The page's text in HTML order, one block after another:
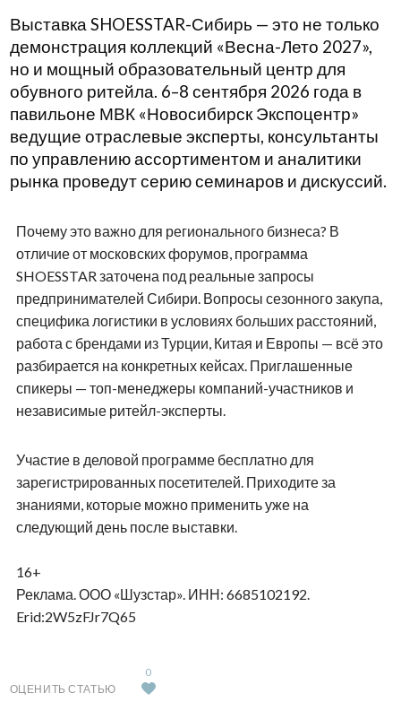
Выставка SHOESSTAR-Сибирь — это не только
демонстрация коллекций «Весна-Лето 2027»,
но и мощный образовательный центр для
обувного ритейла. 6–8 сентября 2026 года в
павильоне МВК «Новосибирск Экспоцентр»
ведущие отраслевые эксперты, консультанты
по управлению ассортиментом и аналитики
рынка проведут серию семинаров и дискуссий.
Почему это важно для регионального бизнеса? В
отличие от московских форумов, программа
SHOESSTAR заточена под реальные запросы
предпринимателей Сибири. Вопросы сезонного закупа,
специфика логистики в условиях больших расстояний,
работа с брендами из Турции, Китая и Европы — всё это
разбирается на конкретных кейсах. Приглашенные
спикеры — топ-менеджеры компаний-участников и
независимые ритейл-эксперты.
Участие в деловой программе бесплатно для
зарегистрированных посетителей. Приходите за
знаниями, которые можно применить уже на
следующий день после выставки.
16+
Реклама. ООО «Шузстар». ИНН: 6685102192.
Erid:2W5zFJr7Q65
ОЦЕНИТЬ СТАТЬЮ
0